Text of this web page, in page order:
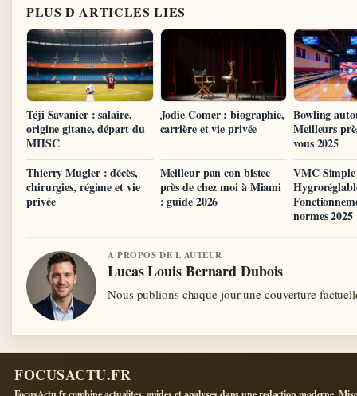
PLUS D ARTICLES LIES
Téji Savanier : salaire,
origine gitane, départ du
MHSC
Jodie Comer : biographie,
carrière et vie privée
Bowling
Meilleurs
vous 2025
Thierry Mugler : décès,
chirurgies, régime et vie
privée
Meilleur pan con bistec
près de chez moi à Miami
: guide 2026
VMC
normes 2025
A PROPOS DE L AUTEUR
Lucas Louis Bernard Dubois
Nous publions chaque jour une couverture
FOCUSACTU.FR